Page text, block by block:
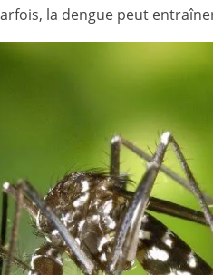
la dengue peut